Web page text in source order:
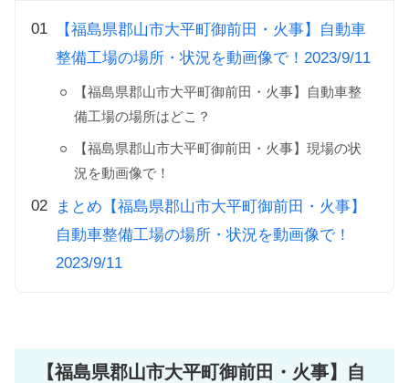
【福島県郡山市大平町御前田・火事】自動車
整備工場の場所・状況を動画像で！2023/9/11
【福島県郡山市大平町御前田・火事】自動車整
備工場の場所はどこ？
【福島県郡山市大平町御前田・火事】現場の状
況を動画像で！
まとめ【福島県郡山市大平町御前田・火事】
自動車整備工場の場所・状況を動画像で！
2023/9/11
【福島県郡山市大平町御前田・火事】自